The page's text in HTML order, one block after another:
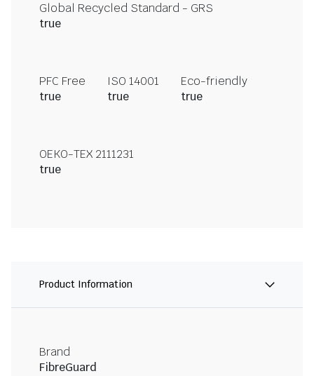
Global Recycled Standard - GRS
true
PFC Free
true
ISO 14001
true
Eco-friendly
true
OEKO-TEX 2111231
true
Product Information
Brand
FibreGuard